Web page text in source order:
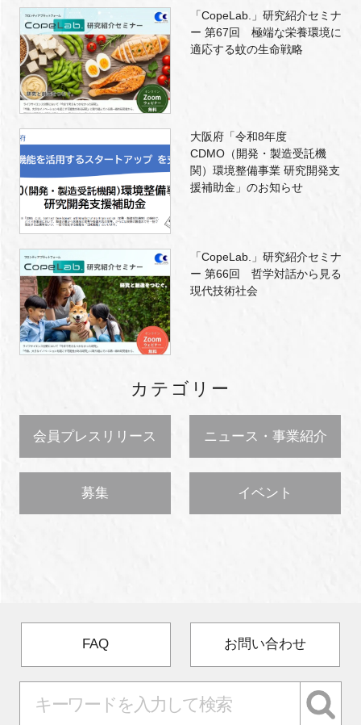
「CopeLab.」研究紹介セミナ
ー 第67回 極端な栄養環境に
適応する蚊の生命戦略
大阪府「令和8年度
CDMO（開発・製造受託機
関）環境整備事業 研究開発支
援補助金」のお知らせ
「CopeLab.」研究紹介セミナ
ー 第66回 哲学対話から見る
現代技術社会
カテゴリー
会員プレスリリース ニュース・事業紹介
募集 イベント
FAQ お問い合わせ